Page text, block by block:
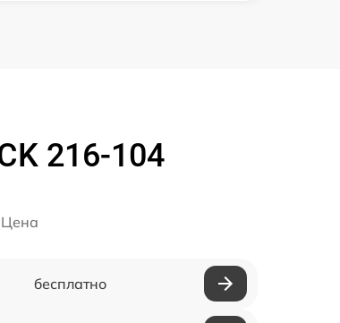
216-104
Цена
бесплатно